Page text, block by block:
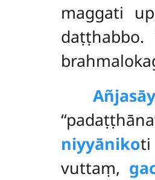
maggati
niyyānikoti
vuttaṃ,